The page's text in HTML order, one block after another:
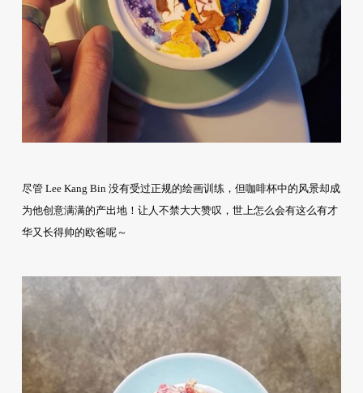
尽管 Lee Kang Bin 没有受过正规的绘画训练，但咖啡杯中的风景却成
为他创意满满的产出地！让人不禁大大赞叹，世上怎么会有这么有才
华又长得帅的欧爸呢～